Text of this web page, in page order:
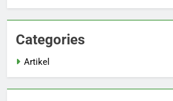
Categories
Artikel